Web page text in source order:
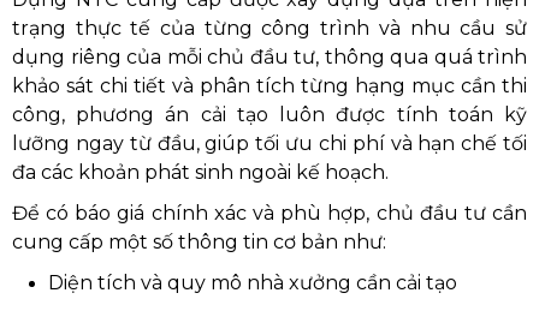
trạng thực tế của từng công trình và nhu cầu sử
dụng riêng của mỗi chủ đầu tư, thông qua quá trình
khảo sát chi tiết và phân tích từng hạng mục cần thi
công, phương án cải tạo luôn được tính toán kỹ
lưỡng ngay từ đầu, giúp tối ưu chi phí và hạn chế tối
đa các khoản phát sinh ngoài kế hoạch.
Để có báo giá chính xác và phù hợp, chủ đầu tư cần
cung cấp một số thông tin cơ bản như:
Diện tích và quy mô nhà xưởng cần cải tạo